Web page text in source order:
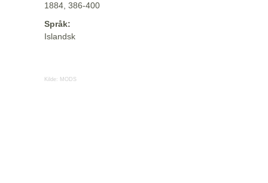
1884, 386-400
Språk:
Islandsk
Kilde: MODS